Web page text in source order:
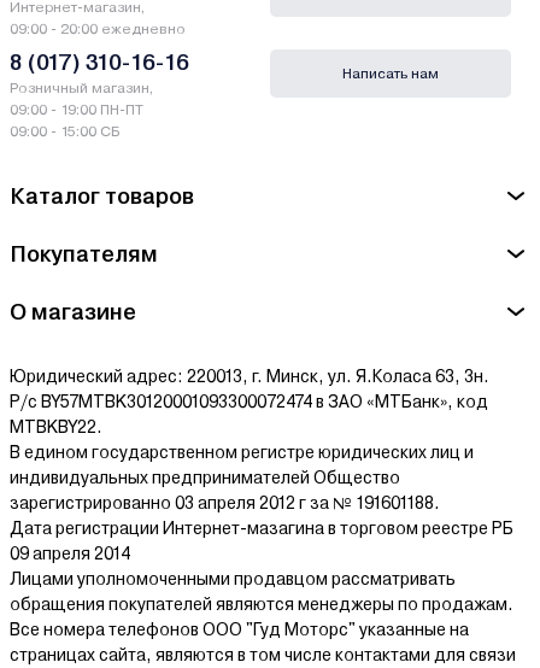
Каталог товаров
Покупателям
О магазине
Юридический адрес: 220013, г. Минск, ул. Я.Коласа 63, 3н.
Р/с BY57MTBK30120001093300072474 в ЗАО «МТБанк», код
MTBKBY22.
В едином государственном регистре юридических лиц и
индивидуальных предпринимателей Общество
зарегистрированно 03 апреля 2012 г за № 191601188.
Дата регистрации Интернет-мазагина в торговом реестре РБ
09 апреля 2014
Лицами уполномоченными продавцом рассматривать
обращения покупателей являются менеджеры по продажам.
Все номера телефонов ООО "Гуд Моторс" указанные на
страницах сайта, являются в том числе контактами для связи
Интернет-магазин,
09:00 - 20:00 ежедневно
8 (017) 310-16-16
Розничный магазин,
09:00 - 19:00 ПН-ПТ
09:00 - 15:00 СБ
Написать нам